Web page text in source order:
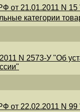
от 21.01.2011 N
категории
N 2573-У "Об
от 22.02.2011 N